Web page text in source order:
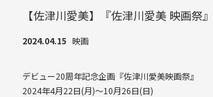
【佐津川愛美】『佐津川愛美 映画祭
2024.04.15 映画
デビュー20周年記念企画『佐津川愛美映画祭』
2024年4月22日(月)〜10月26日(日)